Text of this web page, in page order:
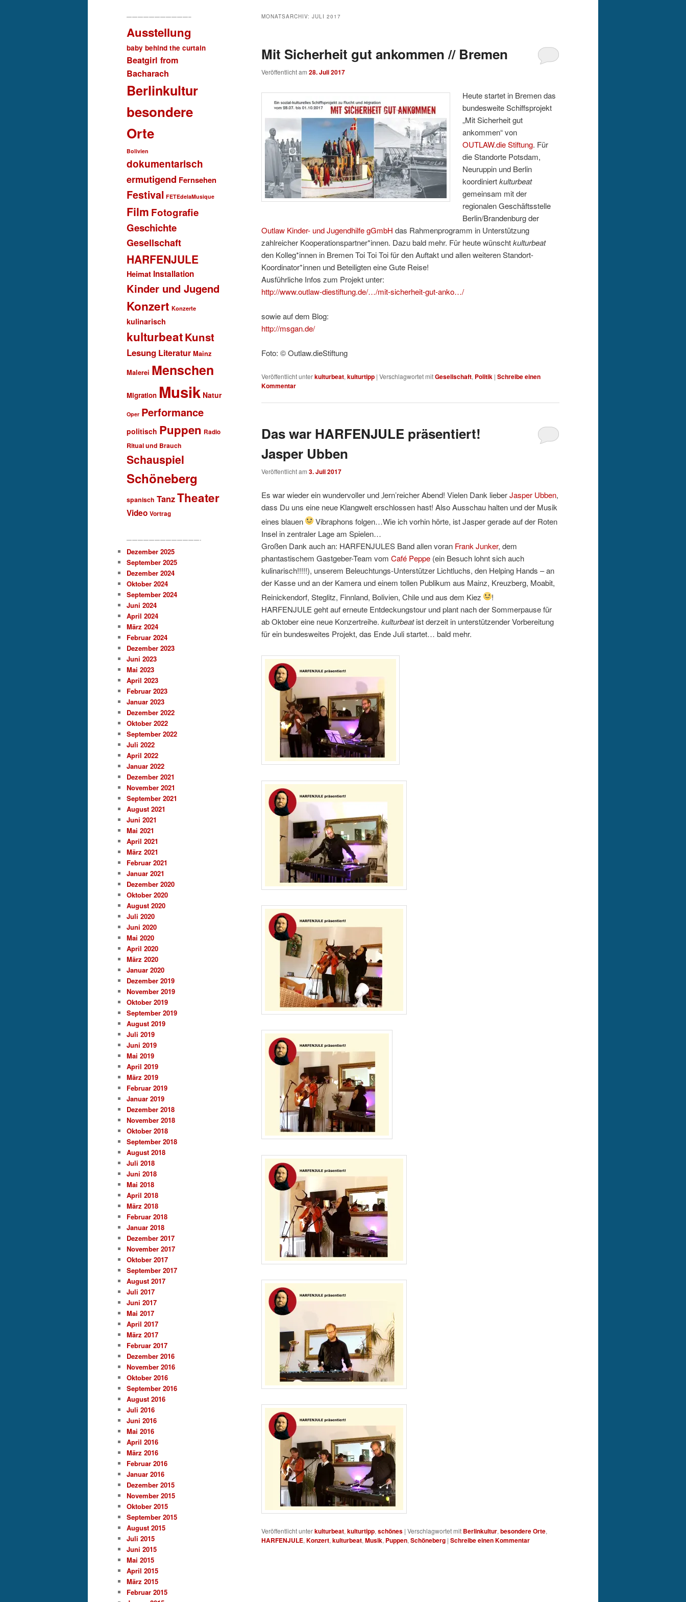
MONATSARCHIV: JULI 2017
Mit Sicherheit gut ankommen // Bremen
Veröffentlicht am 28. Juli 2017
Heute startet in Bremen das
bundesweite Schiffsprojekt
„Mit Sicherheit gut
ankommen“ von
OUTLAW.die Stiftung. Für
die Standorte Potsdam,
Neuruppin und Berlin
koordiniertkulturbeat
gemeinsam mit der
regionalen Geschäftsstelle
Berlin/Brandenburg der
Outlaw Kinder- und Jugendhilfe gGmbH das Rahmenprogramm in Unterstützung
zahlreicher Kooperationspartner*innen. Dazu bald mehr. Für heute wünschtkulturbeat
den Kolleg*innen in Bremen Toi Toi Toi für den Auftakt und allen weiteren Standort-
Koordinator*innen und Beteiligten eine Gute Reise!
Ausführliche Infos zum Projekt unter:
http://www.outlaw-diestiftung.de/…/mit-sicherheit-gut-anko…/
sowie auf dem Blog:
http://msgan.de/
Foto: © Outlaw.dieStiftung
Veröffentlicht unterkulturbeat, kulturtipp | Verschlagwortet mitGesellschaft, Politik | Schreibe einen
Kommentar
Das war HARFENJULE präsentiert!
Jasper Ubben
Veröffentlicht am 3. Juli 2017
Es war wieder ein wundervoller und ‚lern’reicher Abend! Vielen Dank lieberJasper Ubben,
dass Du uns eine neue Klangwelt erschlossen hast! Also Ausschau halten und der Musik
eines blauen
Vibraphons folgen…Wie ich vorhin hörte, ist Jasper gerade auf der Roten
Insel in zentraler Lage am Spielen…
Großen Dank auch an: HARFENJULES Band allen voran Frank Junker, dem
phantastischem Gastgeber-Team vom Café Peppe (ein Besuch lohnt sich auch
kulinarisch!!!!!), unserem Beleuchtungs-Unterstützer Lichtluchs, den Helping Hands – an
der Kasse und an der Kamera und einem tollen Publikum aus Mainz, Kreuzberg, Moabit,
Reinickendorf, Steglitz, Finnland, Bolivien, Chile und aus dem Kiez
!
HARFENJULE geht auf erneute Entdeckungstour und plant nach der Sommerpause für
ab Oktober eine neue Konzertreihe. kulturbeatist derzeit in unterstützender Vorbereitung
für ein bundesweites Projekt, das Ende Juli startet… bald mehr.
Veröffentlicht unterkulturbeat, kulturtipp, schönes | Verschlagwortet mit Berlinkultur, besondere Orte,
HARFENJULE, Konzert, kulturbeat, Musik, Puppen, Schöneberg | Schreibe einen Kommentar
———————————–
Ausstellung
baby behind the curtain
Beatgirl from
Bacharach
Berlinkultur
besondere
Orte
Bolivien
dokumentarisch
ermutigend Fernsehen
Festival FETEdelaMusique
Film Fotografie
Geschichte
Gesellschaft
HARFENJULE
Heimat Installation
Kinder und Jugend
Konzert Konzerte
kulinarisch
kulturbeatKunst
Lesung Literatur Mainz
Malerei Menschen
Migration Musik Natur
Oper Performance
politisch Puppen Radio
Ritual und Brauch
Schauspiel
Schöneberg
spanisch TanzTheater
Video Vortrag
—————————————-
Dezember 2025
September 2025
Dezember 2024
Oktober 2024
September 2024
Juni 2024
April 2024
März 2024
Februar 2024
Dezember 2023
Juni 2023
Mai 2023
April 2023
Februar 2023
Januar 2023
Dezember 2022
Oktober 2022
September 2022
Juli 2022
April 2022
Januar 2022
Dezember 2021
November 2021
September 2021
August 2021
Juni 2021
Mai 2021
April 2021
März 2021
Februar 2021
Januar 2021
Dezember 2020
Oktober 2020
August 2020
Juli 2020
Juni 2020
Mai 2020
April 2020
März 2020
Januar 2020
Dezember 2019
November 2019
Oktober 2019
September 2019
August 2019
Juli 2019
Juni 2019
Mai 2019
April 2019
März 2019
Februar 2019
Januar 2019
Dezember 2018
November 2018
Oktober 2018
September 2018
August 2018
Juli 2018
Juni 2018
Mai 2018
April 2018
März 2018
Februar 2018
Januar 2018
Dezember 2017
November 2017
Oktober 2017
September 2017
August 2017
Juli 2017
Juni 2017
Mai 2017
April 2017
März 2017
Februar 2017
Dezember 2016
November 2016
Oktober 2016
September 2016
August 2016
Juli 2016
Juni 2016
Mai 2016
April 2016
März 2016
Februar 2016
Januar 2016
Dezember 2015
November 2015
Oktober 2015
September 2015
August 2015
Juli 2015
Juni 2015
Mai 2015
April 2015
März 2015
Februar 2015